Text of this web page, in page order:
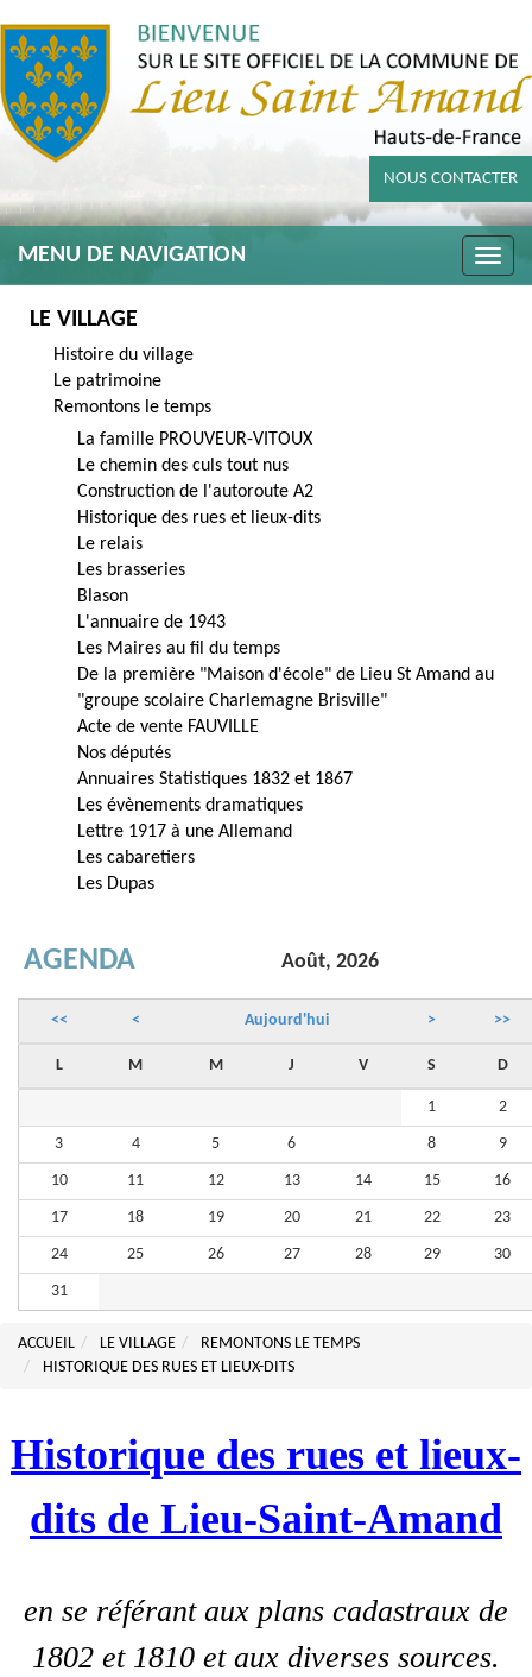
NOUS CONTACTER
Toggle
MENU DE NAVIGATION
LE VILLAGE
Histoire du village
Le patrimoine
Remontons le temps
La famille PROUVEUR-VITOUX
Le chemin des culs tout nus
Construction de l'autoroute A2
Historique des rues et lieux-dits
Le relais
Les brasseries
Blason
L'annuaire de 1943
Les Maires au fil du temps
De la première "Maison d'école" de Lieu St Amand au
"groupe scolaire Charlemagne Brisville"
Acte de vente FAUVILLE
Nos députés
Annuaires Statistiques 1832 et 1867
Les évènements dramatiques
Lettre 1917 à une Allemand
Les cabaretiers
Les Dupas
AGENDA Août, 2026
<< < Aujourd'hui > >>
L M M J V S D
1 2
3 4 5 6 8 9
10 11 12 13 14 15 16
17 18 19 20 21 22 23
24 25 26 27 28 29 30
31
ACCUEIL LE VILLAGE
REMONTONS LE TEMPS
HISTORIQUE DES RUES ET LIEUX-DITS
Historique des rues et lieux-
dits de Lieu-Saint-Amand
en se référant aux plans cadastraux de
1802 et 1810 et aux diverses sources.